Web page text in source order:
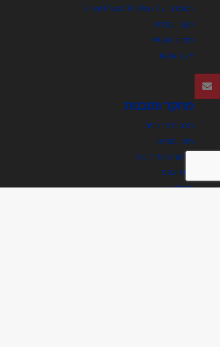
הסמכה של Great Place To Work
סקרי עובדים
מיתוג מעסיק
ייעוץ ארגוני
מחקר ותובנות
תרבות ארגונית
גיוס עובדים
מאמרים ועדכונים
פודקאסט
ניוזלטר